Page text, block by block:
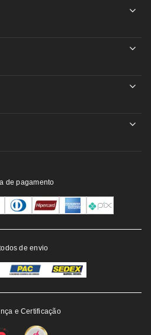
de pagamento
de envio
e Certificação